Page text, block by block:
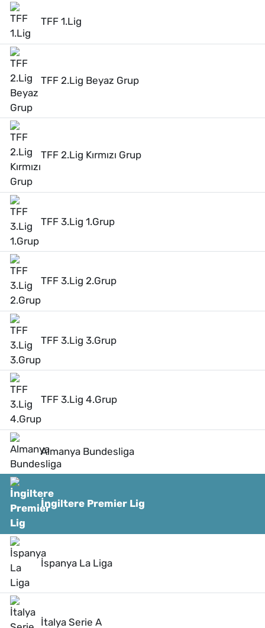
TFF 1.Lig
TFF 2.Lig Beyaz Grup
TFF 2.Lig Kırmızı Grup
TFF 3.Lig 1.Grup
TFF 3.Lig 2.Grup
TFF 3.Lig 3.Grup
TFF 3.Lig 4.Grup
Almanya Bundesliga
İngiltere Premier Lig
İspanya La Liga
İtalya Serie A